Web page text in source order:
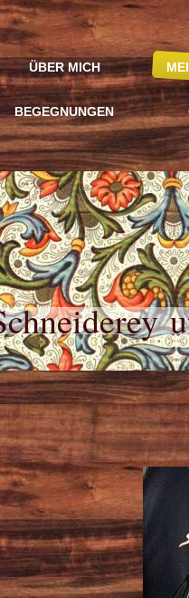
ÜBER MICH
BEGEGNUNGEN